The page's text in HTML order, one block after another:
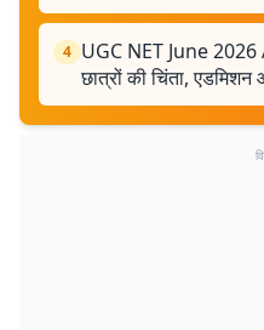
4 UGC NET June 2026
छात्रों की चिंता,